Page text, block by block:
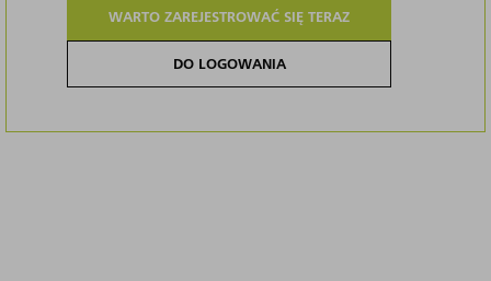
WARTO ZAREJESTROWAĆ SIĘ TERAZ
DO LOGOWANIA